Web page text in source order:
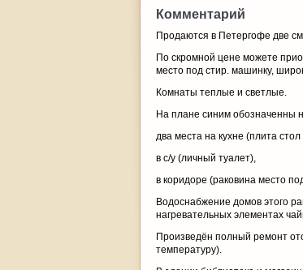
Комментарий
Продаются в Петергофе две
По скромной цене можете
место под стир. машинку,
Комнаты теплые и светлые.
На плане синим обозначенны
два места на кухне (плита
в с/у (личный туалет),
в коридоре (раковина место
Водоснабжение домов этого
нагревательных элементах
Произведён полный ремонт
температуру).